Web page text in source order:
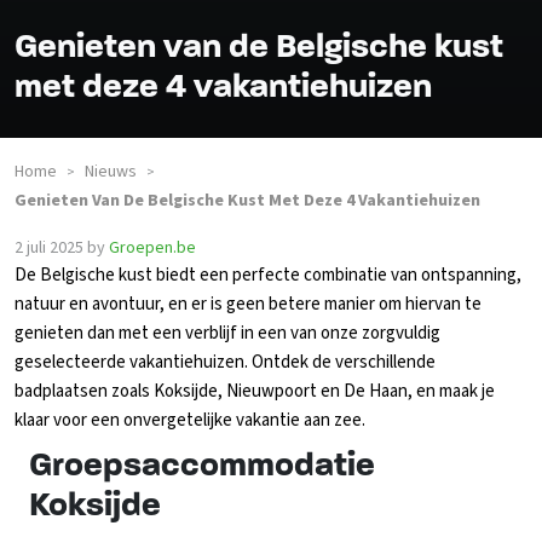
Genieten van de Belgische kust
met deze 4 vakantiehuizen
Home > Nieuws >
Genieten Van De Belgische Kust Met Deze 4 Vakantiehuizen
2 juli 2025 byGroepen.be
De Belgische kust biedt een perfecte combinatie van ontspanning,
natuur en avontuur, en er is geen betere manier om hiervan te
genieten dan met een verblijf in een van onze zorgvuldig
geselecteerde vakantiehuizen. Ontdek de verschillende
badplaatsen zoals Koksijde, Nieuwpoort en De Haan, en maak je
klaar voor een onvergetelijke vakantie aan zee.
Groepsaccommodatie
Koksijde